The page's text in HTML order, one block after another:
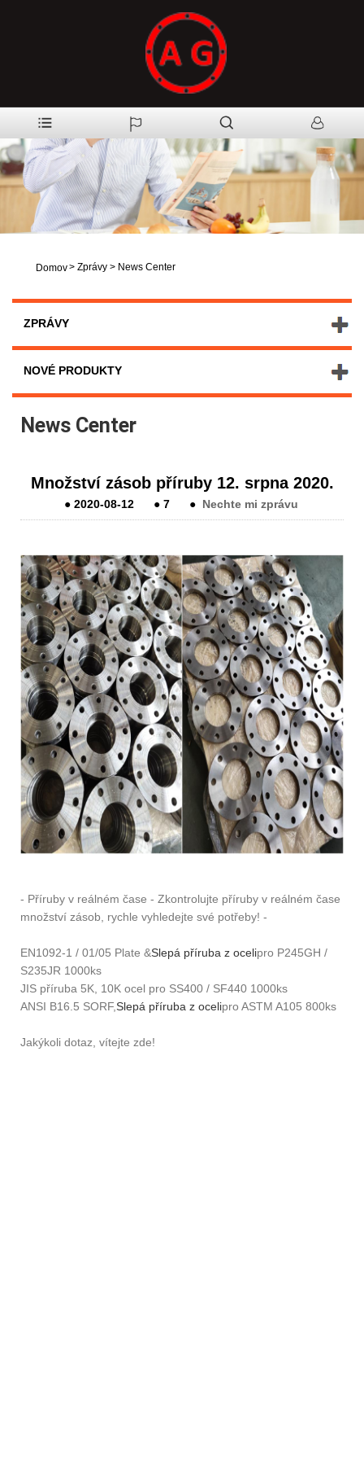
Domov> Zprávy > News Center
ZPRÁVY
NOVÉ PRODUKTY
News Center
Množství zásob příruby 12. srpna 2020.
●2020-08-12 ●7 ● Nechte mi zprávu
- Příruby v reálném čase - Zkontrolujte příruby v reálném čase
množství zásob, rychle vyhledejte své potřeby! -
EN1092-1 / 01/05 Plate &Slepá příruba z ocelipro P245GH /
S235JR 1000ks
JIS příruba 5K, 10K ocel pro SS400 / SF440 1000ks
ANSI B16.5 SORF,Slepá příruba z ocelipro ASTM A105 800ks
Jakýkoli dotaz, vítejte zde!